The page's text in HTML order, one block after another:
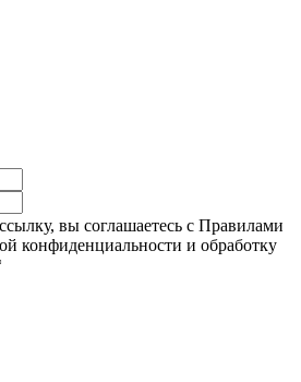
вы соглашаетесь с Правилами
конфиденциальности и обработку